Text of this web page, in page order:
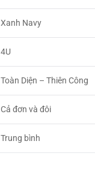
Xanh Navy
4U
Toàn Diện – Thiên Công
Cả đơn và đôi
Trung bình